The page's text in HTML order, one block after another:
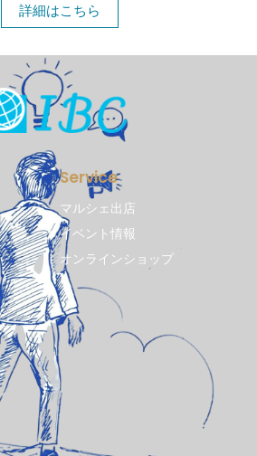
詳細はこちら
Service
マルシェ出店
イベント情報
オンラインショップ